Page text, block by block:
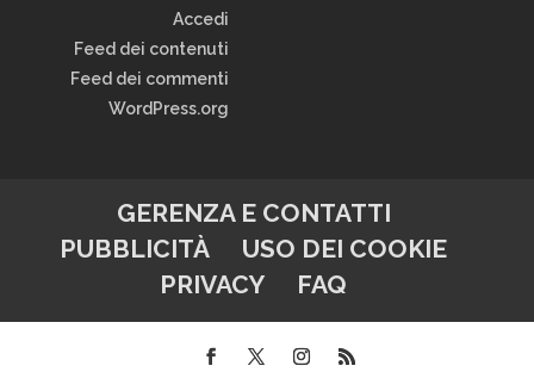
Accedi
Feed dei contenuti
Feed dei commenti
WordPress.org
GERENZA E CONTATTI
PUBBLICITÀ
USO DEI COOKIE
PRIVACY
FAQ